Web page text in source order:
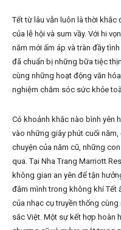
Tết từ lâu vẫn luôn là thời
của lễ hội và sum vầy. Với hi
năm mới ấm áp và tràn đầy
đã chuẩn bị những bữa tiệc
cùng những hoạt động văn
nghiệm chăm sóc sức khỏe
Có khoảnh khắc nào bình yên
vào những giây phút cuối
chuyện của năm cũ, những
qua. Tại Nha Trang Marriott
không gian an yên để tận
đắm mình trong không khí Tết
của nhạc cụ truyền thống
sắc Việt. Một sự kết hợp hoàn